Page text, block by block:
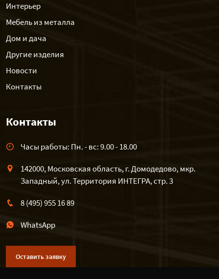
Интерьер
Мебель из металла
Дом и дача
Другие изделия
Новости
Контакты
Контакты
Часы работы: Пн. - вс: 9.00 - 18.00
142000, Московская область, г. Домодедово, мкр.
Западный, ул. Территория ИНТЕГРА, стр. 3
8 (495) 955 16 89
WhatsApp
Оставить заявку